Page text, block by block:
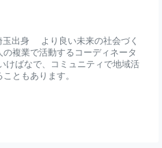
玉出身 より良い未来の社会づく
の複業で活動するコーディネータ
けばなで、コミュニティで地域活
ともあります。